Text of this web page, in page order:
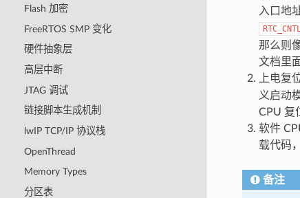
Flash 加密
FreeRTOS SMP 变化
硬件抽象层
高层中断
JTAG 调试
链接脚本生成机制
lwIP TCP/IP 协议栈
OpenThread
Memory Types
分区表
入口地
那么则
文档里
上电复
义启动
CPU 复
软件
载代码
备注